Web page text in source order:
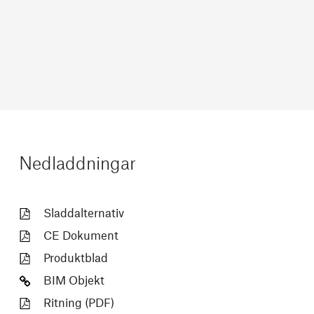
Nedladdningar
Sladdalternativ
CE Dokument
Produktblad
BIM Objekt
Ritning (PDF)